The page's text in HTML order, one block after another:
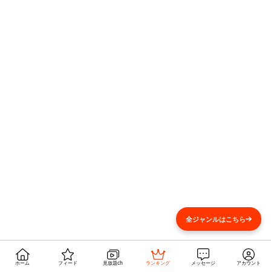
全ジャンルはこちら
ホーム フィード 見放題ch ランキング メッセージ アカウント